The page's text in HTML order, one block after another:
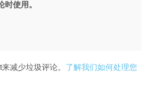
时使用。
减少垃圾评论。 了解我们如何处理您